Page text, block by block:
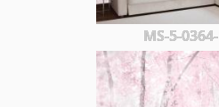
MS-5-